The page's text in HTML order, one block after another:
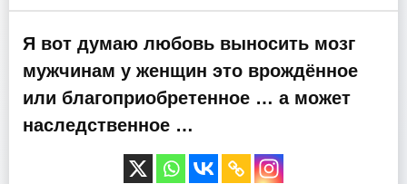
Я вот думаю любовь выносить мозг
мужчинам у женщин это врождённое
или благоприобретенное … а может
наследственное …